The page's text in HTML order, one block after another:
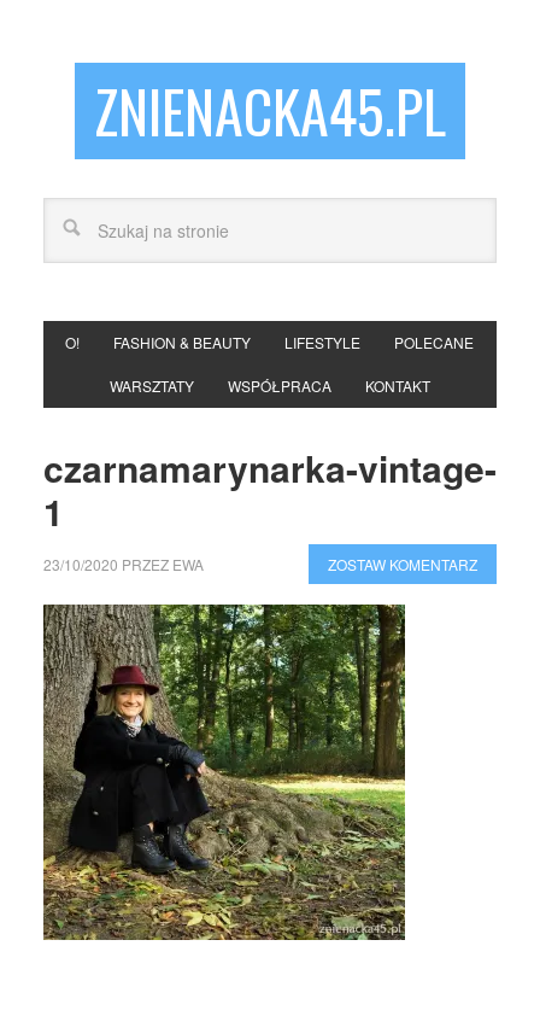
ZNIENACKA45.PL
O! FASHION & BEAUTY LIFESTYLE POLECANE
WARSZTATY WSPÓŁPRACA KONTAKT
czarnamarynarka-vintage-
1
23/10/2020 PRZEZ EWA ZOSTAW KOMENTARZ